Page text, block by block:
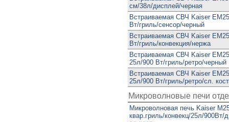
см/38л/дисплей/черная
Встраиваемая СВЧ Kaiser
Вт/гриль/сенсор/черный
Встраиваемая СВЧ Kaiser
Вт/гриль/конвекция/нержа
Встраиваемая СВЧ Kaiser
25л/900 Вт/гриль/ретро/черный
Встраиваемая СВЧ Kaiser
25л/900 Вт/гриль/ретро/сл.
Микроволновые печи
Микроволновая печь Kaiser
квар.гриль/конвекц/25л/900Вт/